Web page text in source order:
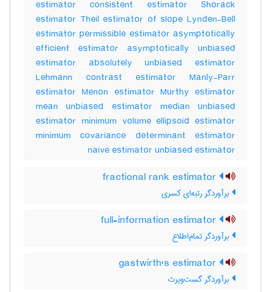
estimator consistent estimator Shorack
estimator Theil estimator of slope Lynden-Bell
estimator permissible estimator asymptotically
efficient estimator asymptotically unbiased
estimator absolutely unbiased estimator
Lehmann contrast estimator Manly-Parr
estimator Menon estimator Murthy estimator
mean unbiased estimator median unbiased
estimator minimum volume ellipsoid estimator
minimum covariance determinant estimator
naive estimator unbiased estimator
برآوردگر رتبه‌ای کسری
برآوردگر تمام‌اطلاع
برآوردگر گست‌ویرث